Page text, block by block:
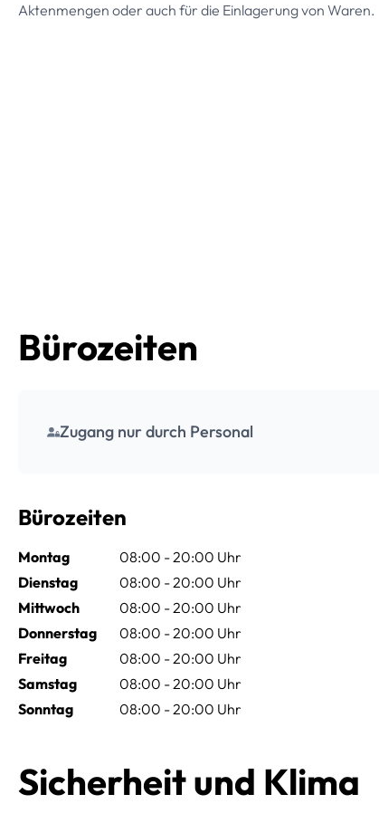
Aktenmengen oder auch für die Einlagerung von Waren.
Bürozeiten
Zugang nur durch Personal
Bürozeiten
Montag
08:00 - 20:00 Uhr
Dienstag
08:00 - 20:00 Uhr
Mittwoch
08:00 - 20:00 Uhr
Donnerstag
08:00 - 20:00 Uhr
Freitag
08:00 - 20:00 Uhr
Samstag
08:00 - 20:00 Uhr
Sonntag
08:00 - 20:00 Uhr
Sicherheit und Klima